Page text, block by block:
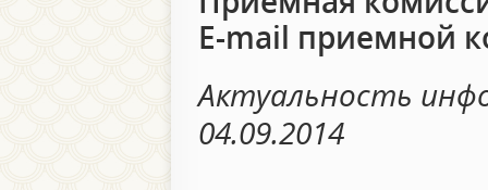
E-mail приемной
Актуальность
04.09.2014